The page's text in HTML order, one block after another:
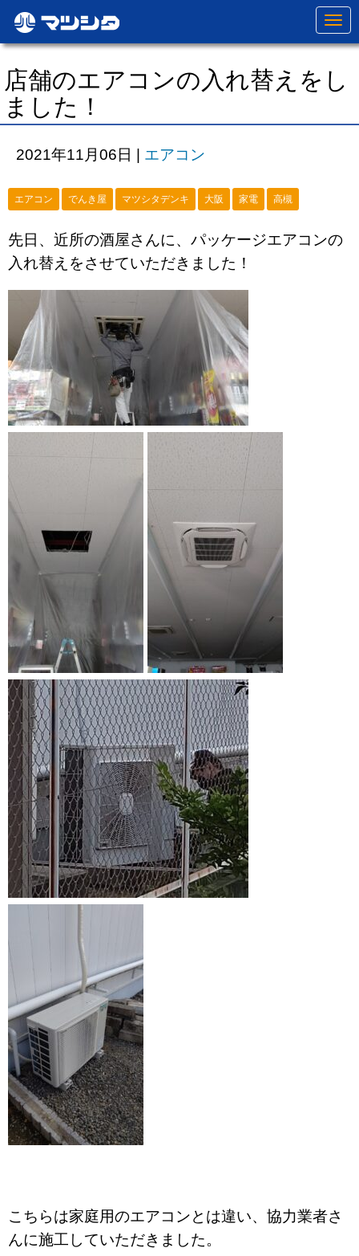
N
a
v
o
店舗のエアコンの入れ替えをし
ました！
2021年11月06日 | エアコン
エアコン でんき屋 マツシタデンキ 大阪 家電 高槻
先日、近所の酒屋さんに、パッケージエアコンの
入れ替えをさせていただきました！
こちらは家庭用のエアコンとは違い、協力業者さ
んに施工していただきました。